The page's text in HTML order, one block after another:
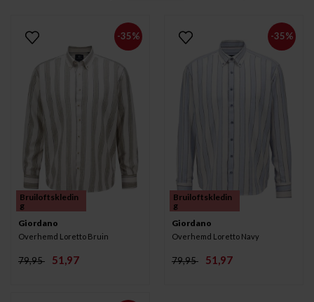
-35%
Bruiloftskledin
g
Giordano
Overhemd Loretto Bruin
79,95 51,97
-35%
Bruiloftskledin
g
Giordano
Overhemd Loretto Navy
79,95 51,97